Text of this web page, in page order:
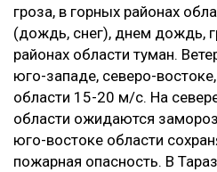
гроза, в горных районах
(дождь, снег), днем дождь,
районах области туман.
юго-западе, северо-
области 15-20 м/с. На
области ожидаются
юго-востоке области
пожарная опасность. В